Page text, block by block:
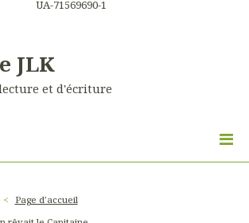
UA-71569690-1
JLK
et d'écriture
Page d'accueil